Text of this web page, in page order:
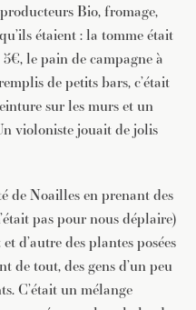
Bio, fromage,
étaient : la tomme était
le pain de campagne à
de petits bars, c’était
sur les murs et un
violoniste jouait de jolis
de Noailles en prenant des
pas pour nous déplaire)
d’autre des plantes posées
de tout, des gens d’un peu
C’était un mélange